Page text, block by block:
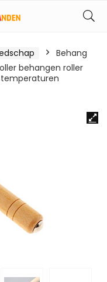
Behang
behangen roller